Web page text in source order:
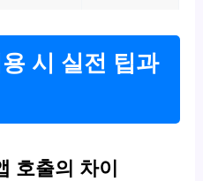
시 실전 팁과
호출의 차이